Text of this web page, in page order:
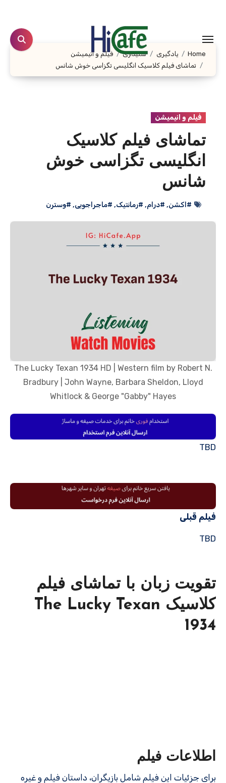
content
Home یادگیری شنیداری
فیلم و انیمیشن
تماشای فیلم کلاسیک انگلیسی تگزاسی خوش شانس
فیلم و انیمیشن
تماشای فیلم کلاسیک
انگلیسی تگزاسی خوش
شانس
#اکشن, #درام, #رمانتیک, #ماجراجویی, #وسترن
The Lucky Texan 1934 HD | Western film by Robert N.
Bradbury | John Wayne, Barbara Sheldon, Lloyd
Whitlock & George "Gabby" Hayes
TBD
فیلم قبلی
TBD
تقویت زبان با تماشای فیلم
کلاسیک The Lucky Texan
1934
اطلاعات فیلم
برای جزئیات این فیلم شامل بازیگران، داستان فیلم و غیره